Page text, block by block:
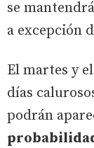
se
a excepción
El martes y
días
podrán